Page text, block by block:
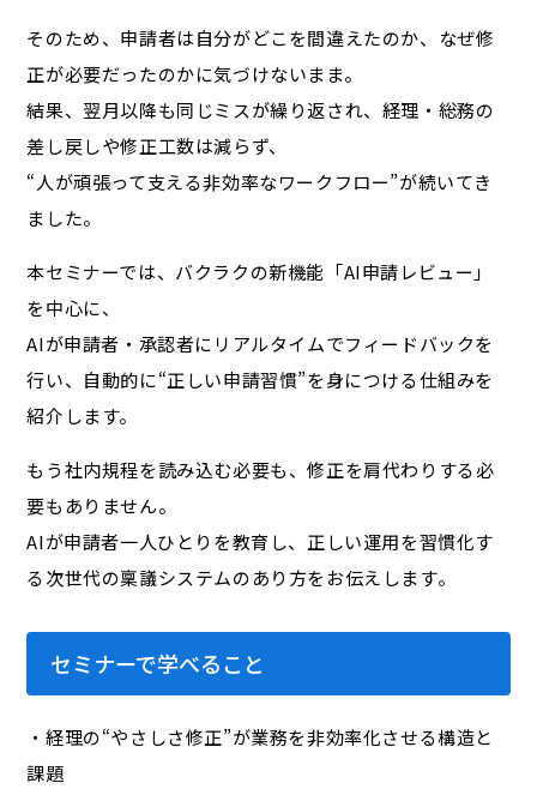
そのため、申請者は自分がどこを間違えたのか、なぜ修
正が必要だったのかに気づけないまま。
結果、翌月以降も同じミスが繰り返され、経理・総務の
差し戻しや修正工数は減らず、
“人が頑張って支える非効率なワークフロー”が続いてき
ました。
本セミナーでは、バクラクの新機能「AI申請レビュー」
を中心に、
AIが申請者・承認者にリアルタイムでフィードバックを
行い、自動的に“正しい申請習慣”を身につける仕組みを
紹介します。
もう社内規程を読み込む必要も、修正を肩代わりする必
要もありません。
AIが申請者一人ひとりを教育し、正しい運用を習慣化す
る次世代の稟議システムのあり方をお伝えします。
セミナーで学べること
・経理の“やさしさ修正”が業務を非効率化させる構造と
課題